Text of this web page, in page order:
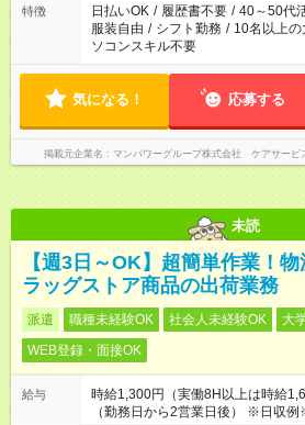
特徴 日払いOK / 履歴書不要 / 40～50代
服装自由 / シフト勤務 / 10名以上
ソコンスキル不要
気になる！ 応募する
掲載元企業名 マンパワーグループ株式会社 ケアサービ
未読
【週3日～OK】超簡単作業！
ラッグストア商品の出荷業務
派遣 職種未経験OK 社会人未経験OK 大
WEB登録・面接OK
給与
時給1,300円（実働8H以上は時給
（勤務日から2営業日後） ※日収